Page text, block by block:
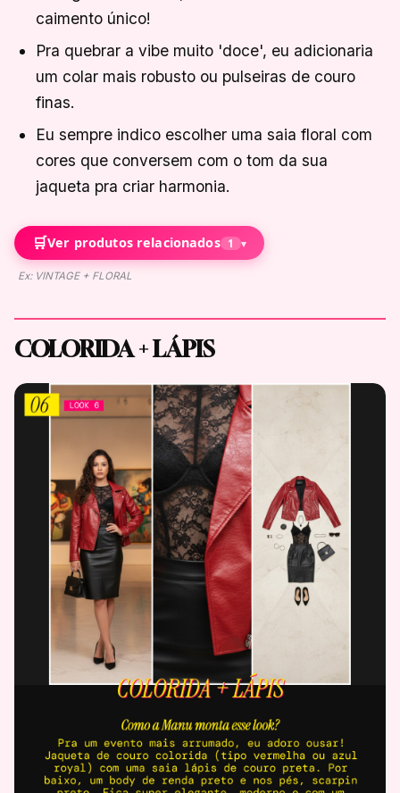
caimento único!
Pra quebrar a vibe muito 'doce', eu adicionaria
um colar mais robusto ou pulseiras de couro
finas.
Eu sempre indico escolher uma saia floral com
cores que conversem com o tom da sua
jaqueta pra criar harmonia.
🛒Ver produtos relacionados 1 ▾
Ex: VINTAGE + FLORAL
COLORIDA + LÁPIS